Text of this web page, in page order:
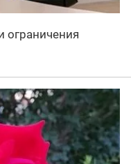
ограничения